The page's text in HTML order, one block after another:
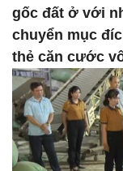
gốc đất ở với
chuyển mục
thẻ căn cước